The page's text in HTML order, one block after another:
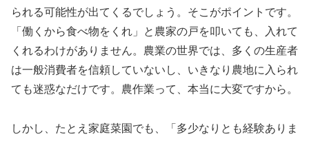
られる可能性が出てくるでしょう。そこがポイントです。
「働くから食べ物をくれ」と農家の戸を叩いても、入れて
くれるわけがありません。農業の世界では、多くの生産者
は一般消費者を信頼していないし、いきなり農地に入られ
ても迷惑なだけです。農作業って、本当に大変ですから。
しかし、たとえ家庭菜園でも、「多少なりとも経験ありま